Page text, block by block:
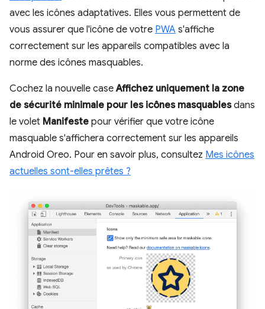
avec les icônes adaptatives. Elles vous permettent de
vous assurer que l'icône de votre PWA s'affiche
correctement sur les appareils compatibles avec la
norme des icônes masquables.
Cochez la nouvelle caseAffichez uniquement la zone
de sécurité minimale pour les icônes masquablesdans
le volet Manifeste pour vérifier que votre icône
masquable s'affichera correctement sur les appareils
Android Oreo. Pour en savoir plus, consultez Mes icônes
actuelles sont-elles prêtes ?